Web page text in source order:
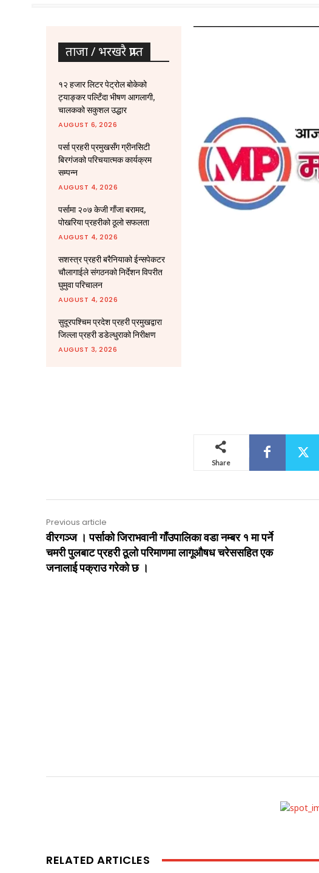
ताजा / भरखरै प्राप्त
१२ हजार लिटर पेट्रोल बोकेको
ट्याङ्कर पल्टिँदा भीषण आगलागी,
चालकको सकुशल उद्धार
AUGUST 6, 2026
पर्सा प्रहरी प्रमुखसँग ग्रीनसिटी
बिरगंजको परिचयात्मक कार्यक्रम
सम्पन्न
AUGUST 4, 2026
पर्सामा २०७ केजी गाँजा बरामद,
पोखरिया प्रहरीको ठूलो सफलता
AUGUST 4, 2026
सशस्त्र प्रहरी बरैनियाको ईन्सपेकटर
चौलागाईले संगठनको निर्देशन विपरीत
घुमुवा परिचालन
AUGUST 4, 2026
सुदूरपश्चिम प्रदेश प्रहरी प्रमुखद्वारा
जिल्ला प्रहरी डडेल्धुराको निरीक्षण
AUGUST 3, 2026
Share
Previous article
वीरगञ्ज । पर्साको जिराभवानी गाँउपालिका वडा नम्बर १ मा पर्ने
चमरी पुलबाट प्रहरी ठूलो परिमाणमा लागूऔषध चरेससहित एक
जनालाई पक्राउ गरेको छ ।
RELATED ARTICLES